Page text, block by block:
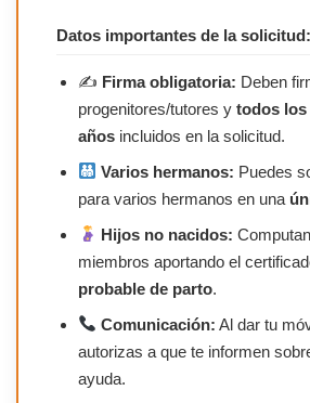
Datos importantes de la solicitud:
✍️ Firma obligatoria: Deben
progenitores/tutores y todos los
años incluidos en la solicitud.
Varios hermanos: Puedes
para varios hermanos en una
Hijos no nacidos:
miembros aportando el
probable de parto.
Comunicación: Al dar tu
autorizas a que te informen
ayuda.